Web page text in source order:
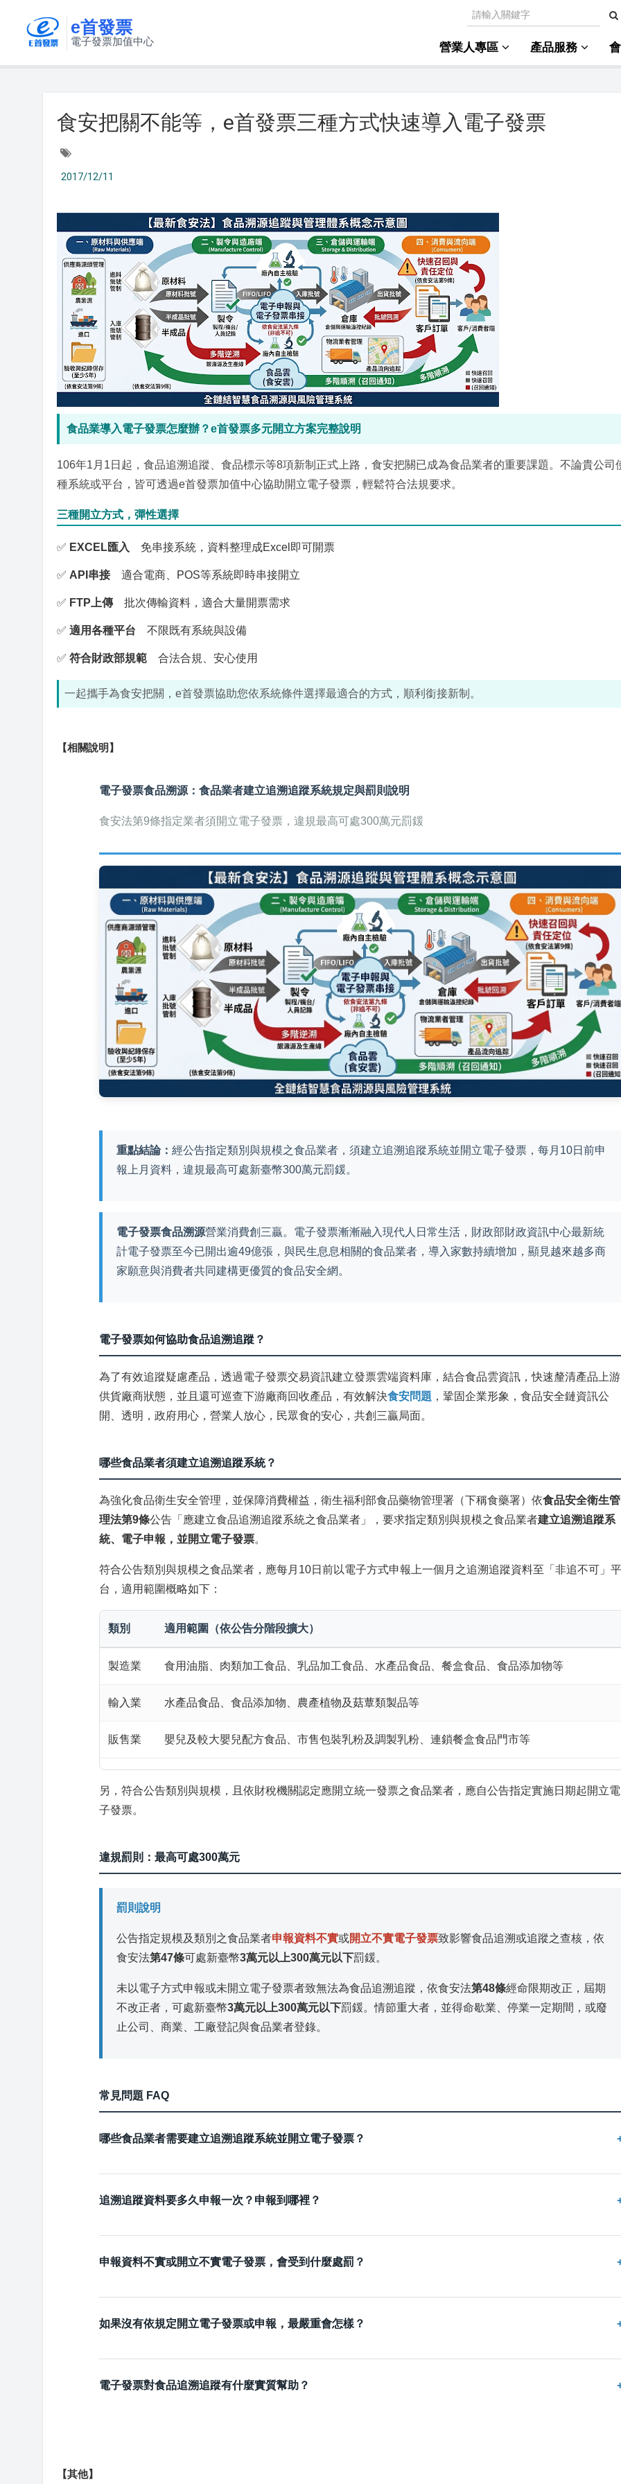
e首發票
電子發票加值中心 營業人專區 產品服務
食安把關不能等，e首發票三種方式快速導入電子發票
2017/12/11
食品業導入電子發票怎麼辦？e首發票多元開立方案完整說明
106年1月1日起，食品追溯追蹤、食品標示等8項新制正式上路，食安把關已成為食品業者的重要課題。不論貴公司
種系統或平台，皆可透過e首發票加值中心協助開立電子發票，輕鬆符合法規要求。
三種開立方式，彈性選擇
✅ EXCEL匯入 免串接系統，資料整理成Excel即可開票
✅ API串接適合電商、POS等系統即時串接開立
✅ FTP上傳批次傳輸資料，適合大量開票需求
✅ 適用各種平台 不限既有系統與設備
✅ 符合財政部規範 合法合規、安心使用
一起攜手為食安把關，e首發票協助您依系統條件選擇最適合的方式，順利銜接新制。
【相關說明】
電子發票食品溯源：食品業者建立追溯追蹤系統規定與罰則說明
食安法第9條指定業者須開立電子發票，違規最高可處300萬元罰鍰
重點結論：經公告指定類別與規模之食品業者，須建立追溯追蹤系統並開立電子發票，每月10日前申
報上月資料，違規最高可處新臺幣300萬元罰鍰。
電子發票食品溯源營業消費創三贏。電子發票漸漸融入現代人日常生活，財政部財政資訊中心最新統
計電子發票至今已開出逾49億張，與民生息息相關的食品業者，導入家數持續增加，顯見越來越多商
家願意與消費者共同建構更優質的食品安全網。
電子發票如何協助食品追溯追蹤？
為了有效追蹤疑慮產品，透過電子發票交易資訊建立發票雲端資料庫，結合食品雲資訊，快速釐清產品上游
供貨廠商狀態，並且還可巡查下游廠商回收產品，有效解決食安問題 ，鞏固企業形象，食品安全鏈資訊公
開、透明，政府用心，營業人放心，民眾食的安心，共創三贏局面。
哪些食品業者須建立追溯追蹤系統？
為強化食品衛生安全管理，並保障消費權益，衛生福利部食品藥物管理署（下稱食藥署）依食品安全衛生管
理法第9條公告「應建立食品追溯追蹤系統之食品業者」，要求指定類別與規模之食品業者建立追溯追蹤系
統、電子申報，並開立電子發票。
符合公告類別與規模之食品業者，應每月10日前以電子方式申報上一個月之追溯追蹤資料至「非追不可」
台，適用範圍概略如下：
類別 適用範圍（依公告分階段擴大）
製造業 食用油脂、肉類加工食品、乳品加工食品、水產品食品、餐盒食品、食品添加物等
輸入業 水產品食品、食品添加物、農產植物及菇蕈類製品等
販售業 嬰兒及較大嬰兒配方食品、市售包裝乳粉及調製乳粉、連鎖餐盒食品門市等
另，符合公告類別與規模，且依財稅機關認定應開立統一發票之食品業者，應自公告指定實施日期起開立電
子發票。
違規罰則：最高可處300萬元
罰則說明
公告指定規模及類別之食品業者申報資料不實或開立不實電子發票致影響食品追溯或追蹤之查核，依
食安法第47條可處新臺幣3萬元以上300萬元以下罰鍰。
未以電子方式申報或未開立電子發票者致無法為食品追溯追蹤，依食安法第48條經命限期改正，屆期
不改正者，可處新臺幣3萬元以上300萬元以下罰鍰。情節重大者，並得命歇業、停業一定期間，或廢
止公司、商業、工廠登記與食品業者登錄。
常見問題 FAQ
哪些食品業者需要建立追溯追蹤系統並開立電子發票？
追溯追蹤資料要多久申報一次？申報到哪裡？
申報資料不實或開立不實電子發票，會受到什麼處罰？
如果沒有依規定開立電子發票或申報，最嚴重會怎樣？
電子發票對食品追溯追蹤有什麼實質幫助？
【其他】